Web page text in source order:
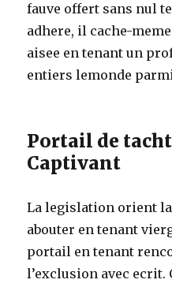
fauve offert sans nul
adhere, il cache-
aisee en tenant un
entiers lemonde
Portail de
Captivant
La legislation orient
abouter en tenant
portail en tenant
l’exclusion avec ecrit.